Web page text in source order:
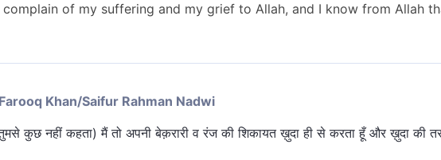
complain of my suffering and my grief to Allah, and I know from Allah
Khan/Saifur Rahman Nadwi
कुछ नहीं कहता) मैं तो अपनी बेक़रारी व रंज की शिकायत ख़ुदा ही से करता हूँ और ख़ुदा की